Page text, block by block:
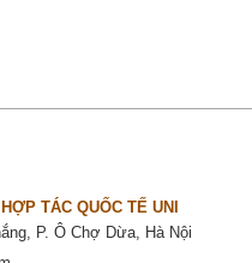
TÁC QUỐC TẾ UNI
P. Ô Chợ Dừa, Hà Nội